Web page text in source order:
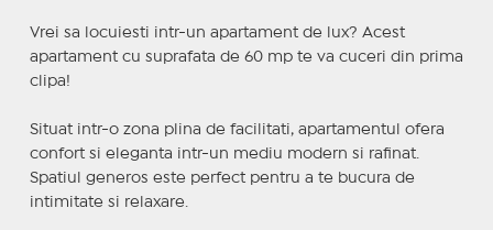
Vrei sa locuiesti intr-un apartament de lux? Acest
apartament cu suprafata de 60 mp te va cuceri din prima
clipa!
Situat intr-o zona plina de facilitati, apartamentul ofera
confort si eleganta intr-un mediu modern si rafinat.
Spatiul generos este perfect pentru a te bucura de
intimitate si relaxare.